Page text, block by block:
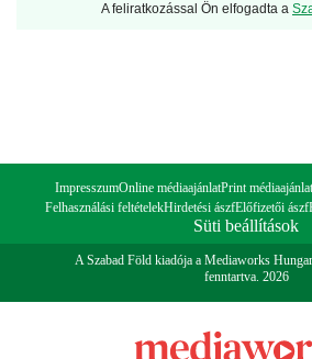
A feliratkozással Ön elfogadta a
ImpresszumOnline médiaajánlatPrint médiaajánlat
Felhasználási feltételekHirdetési ászfElőfizetői ászf
Süti beállítások
A Szabad Föld kiadója a Mediaworks
fenntartva. 2026